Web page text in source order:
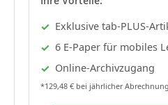
Exklusive tab-PLUS-
6 E-Paper für mobiles
Online-Archivzugang
*129,48 € bei jährlicher